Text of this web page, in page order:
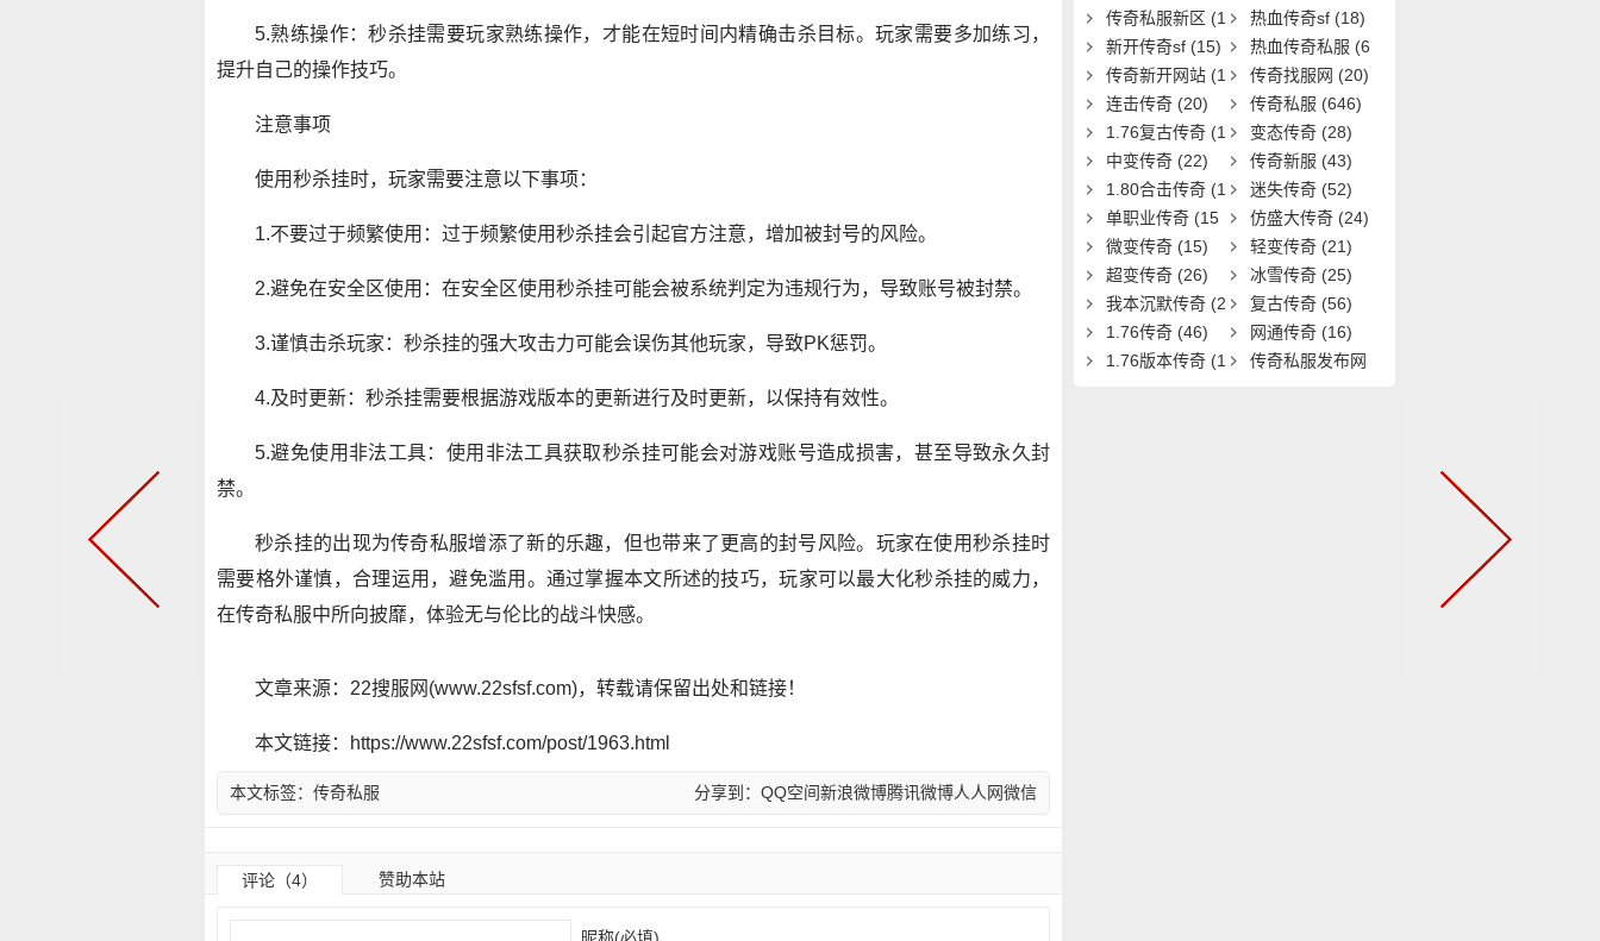
5.熟练操作：秒杀挂需要玩家熟练操作，才能在短时间内精确击杀目标。玩家需要多加练习，
提升自己的操作技巧。
注意事项
使用秒杀挂时，玩家需要注意以下事项：
1.不要过于频繁使用：过于频繁使用秒杀挂会引起官方注意，增加被封号的风险。
2.避免在安全区使用：在安全区使用秒杀挂可能会被系统判定为违规行为，导致账号被封禁。
3.谨慎击杀玩家：秒杀挂的强大攻击力可能会误伤其他玩家，导致PK惩罚。
4.及时更新：秒杀挂需要根据游戏版本的更新进行及时更新，以保持有效性。
5.避免使用非法工具：使用非法工具获取秒杀挂可能会对游戏账号造成损害，甚至导致永久封
禁。
秒杀挂的出现为传奇私服增添了新的乐趣，但也带来了更高的封号风险。玩家在使用秒杀挂时
需要格外谨慎，合理运用，避免滥用。通过掌握本文所述的技巧，玩家可以最大化秒杀挂的威力，
在传奇私服中所向披靡，体验无与伦比的战斗快感。
文章来源：22搜服网(www.22sfsf.com)，转载请保留出处和链接！
本文链接：https://www.22sfsf.com/post/1963.html
分享到： QQ空间新浪微博腾讯微博人人网微信
本文标签： 传奇私服
评论（4） 赞助本站
昵称(必填)
3)
传奇私服新区 (1
9)
热血传奇sf (18)
新开传奇sf (15) 热血传奇私服 (6
1)
传奇新开网站 (1
5)
传奇找服网 (20)
连击传奇 (20) 传奇私服 (646)
1.76复古传奇 (1
9)
变态传奇 (28)
中变传奇 (22) 传奇新服 (43)
1.80合击传奇 (1
8)
迷失传奇 (52)
单职业传奇 (15
1)
仿盛大传奇 (24)
微变传奇 (15) 轻变传奇 (21)
超变传奇 (26) 冰雪传奇 (25)
我本沉默传奇 (2
0)
复古传奇 (56)
1.76传奇 (46) 网通传奇 (16)
1.76版本传奇 (1
传奇私服发布网